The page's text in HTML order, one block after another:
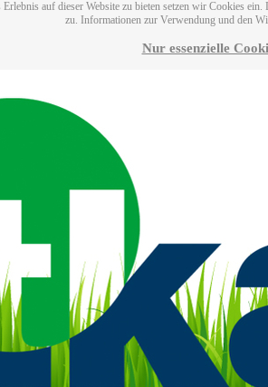
auf dieser Website zu bieten setzen wir Cookies
zu. Informationen zur Verwendung und den
Nur essenzielle